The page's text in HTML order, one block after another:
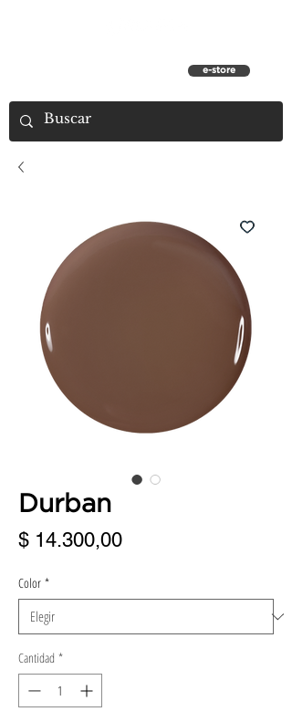
e-store
Durban
$ 14.300,00Precio
Color *
Cantidad *